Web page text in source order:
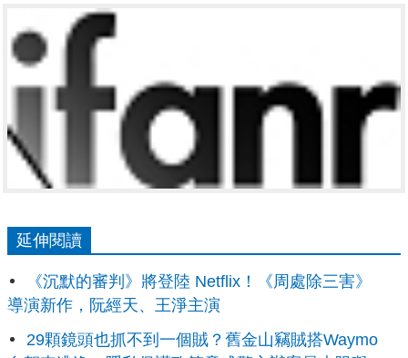
延伸閱讀
《沉默的審判》將登陸 Netflix！《周處除三害》
導演新作，阮經天、王淨主演
29顆鏡頭也抓不到一個賊？舊金山竊賊搭Waymo